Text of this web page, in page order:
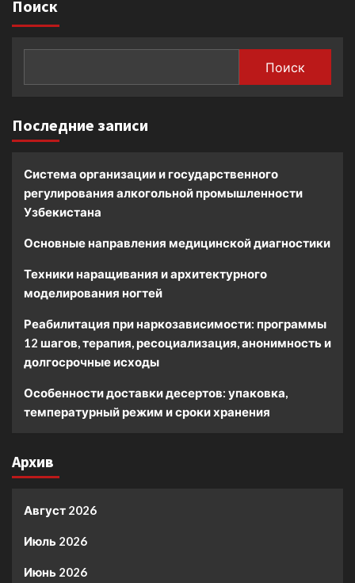
Поиск
Поиск
Последние записи
Система организации и государственного
регулирования алкогольной промышленности
Узбекистана
Основные направления медицинской диагностики
Техники наращивания и архитектурного
моделирования ногтей
Реабилитация при наркозависимости: программы
12 шагов, терапия, ресоциализация, анонимность и
долгосрочные исходы
Особенности доставки десертов: упаковка,
температурный режим и сроки хранения
Архив
Август 2026
Июль 2026
Июнь 2026